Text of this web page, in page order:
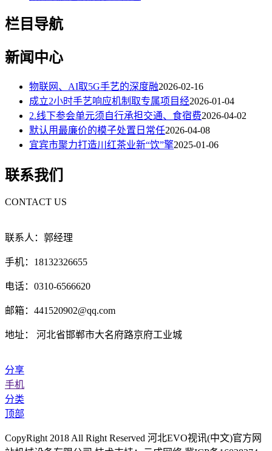
栏目导航
新闻中心
物联网、AI取5G手艺的深度融2026-02-16
成立2小时手艺响应机制取专属项目经2026-01-04
2.线下参会单元须自行承担交通、食宿费2026-04-02
默认用最廉价的模子处置日常任2026-04-08
宜宾市聚力打造川红茶业新“饮”擎2025-01-06
联系我们
CONTACT US
联系人：郭经理
手机：18132326655
电话：0310-6566620
邮箱：441520902@qq.com
地址： 河北省邯郸市大名府路京府工业城
分享
手机
分类
顶部
CopyRight 2018 All Right Reserved 河北EVO视讯(中文)官方网